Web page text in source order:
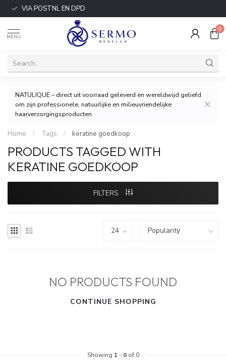
VIA POSTNL EN DPD
MENU
0
NATULIQUE – direct uit voorraad geleverd en wereldwijd geliefd
om zijn professionele, natuurlijke en milieuvriendelijke
haarverzorgingsproducten.
Home / Tags / keratine goedkoop
PRODUCTS TAGGED WITH
KERATINE GOEDKOOP
FILTERS
NO PRODUCTS FOUND
CONTINUE SHOPPING
Showing 1 - 0of 0